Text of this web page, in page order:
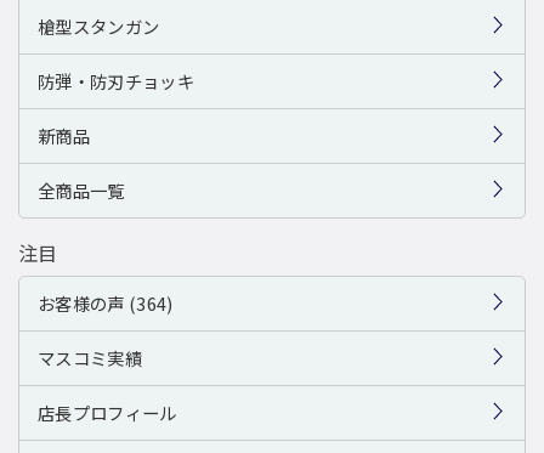
槍型スタンガン
防弾・防刃チョッキ
新商品
全商品一覧
注目
お客様の声 (364)
マスコミ実績
店長プロフィール